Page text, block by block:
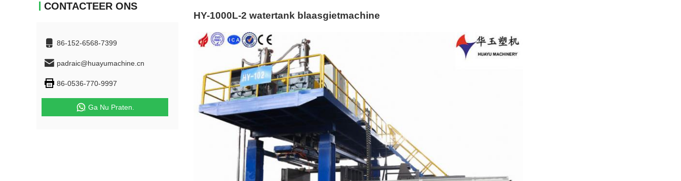
CONTACTEER ONS
86-152-6568-7399
padraic@huayumachine.cn
86-0536-770-9997
Ga Nu Praten.
HY-1000L-2 watertank blaasgietmachine